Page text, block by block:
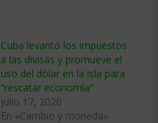
Cuba levantó los impuestos
a las divisas y promueve el
uso del dólar en la isla para
“rescatar economía”
julio 17, 2020
En «Cambio y moneda»